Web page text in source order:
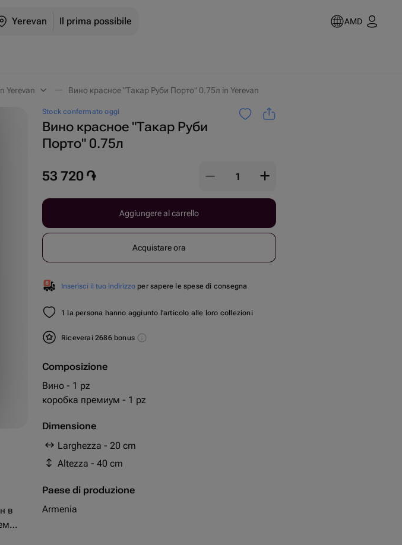
Yerevan Il prima possibile AMD
Yerevan Вино красное "Такар Руби Порто" 0.75л in Yerevan
Stock confermato oggi
Вино красное "Такар Руби
Порто" 0.75л
53 720 ֏
Aggiungere al carrello
Acquistare ora
Inserisci il tuo indirizzo per sapere le spese di consegna
1 la persona hanno aggiunto l'articolo alle loro collezioni
Riceverai 2686 bonus
Composizione
Вино - 1 pz
коробка премиум - 1 pz
Dimensione
Larghezza - 20 cm
Altezza - 40 cm
Paese di produzione
Armenia
в